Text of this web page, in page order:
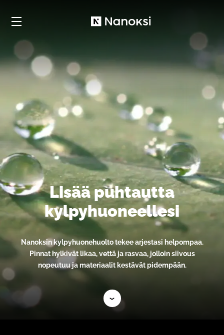
Lisää puhtautta
kylpyhuoneellesi
Nanoksin kylpyhuonehuolto tekee arjestasi helpompaa.
Pinnat hylkivät likaa, vettä ja rasvaa, jolloin siivous
nopeutuu ja materiaalit kestävät pidempään.